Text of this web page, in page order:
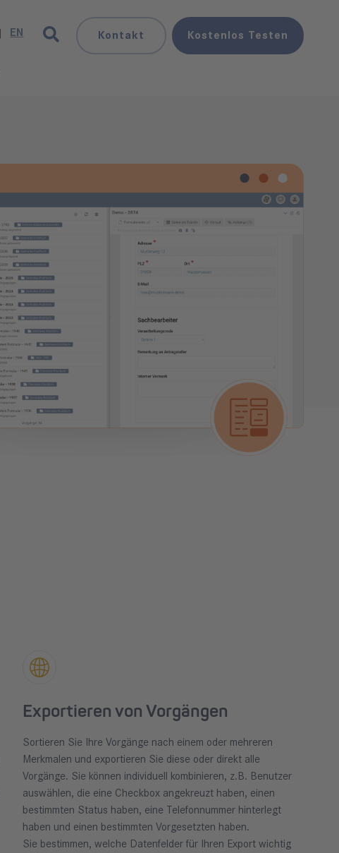
EN Kontakt Kostenlos Testen
Exportieren von Vorgängen
Sortieren Sie Ihre Vorgänge nach einem oder mehreren
Merkmalen und exportieren Sie diese oder direkt alle
Vorgänge. Sie können individuell kombinieren, z.B. Benutzer
auswählen, die eine Checkbox angekreuzt haben, einen
bestimmten Status haben, eine Telefonnummer hinterlegt
haben und einen bestimmten Vorgesetzten haben.
Sie bestimmen, welche Datenfelder für Ihren Export wichtig